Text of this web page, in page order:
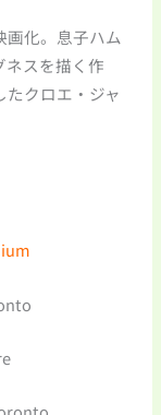
画化。息子ハム
ネスを描く作
クロエ・ジャ